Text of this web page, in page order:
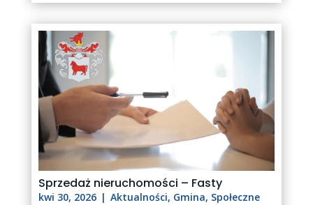
Sprzedaż nieruchomości – Fasty
kwi 30, 2026 | Aktualności, Gmina, Społeczne